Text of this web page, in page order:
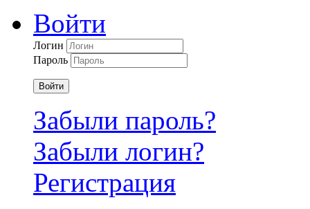
Войти
Логин
Пароль
Войти
Забыли пароль?
Забыли логин?
Регистрация